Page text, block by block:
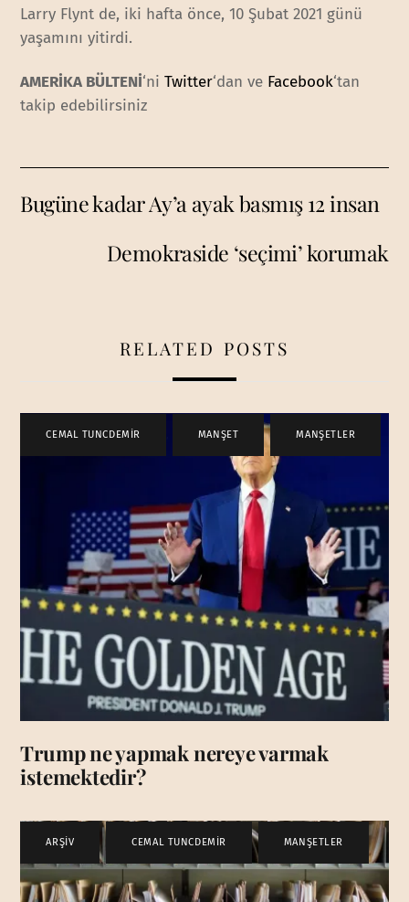
Larry Flynt de, iki hafta önce, 10 Şubat 2021 günü
yaşamını yitirdi.
AMERİKA BÜLTENİ‘niTwitter‘dan ve Facebook‘tan
takip edebilirsiniz
Bugüne kadar Ay’a ayak basmış 12 insan
Demokraside ‘seçimi’ korumak
RELATED POSTS
CEMAL TUNCDEMİR MANŞET , MANŞETLER
Trump ne yapmak nereye varmak
istemektedir?
ARŞİV CEMAL TUNCDEMİR , MANŞETLER